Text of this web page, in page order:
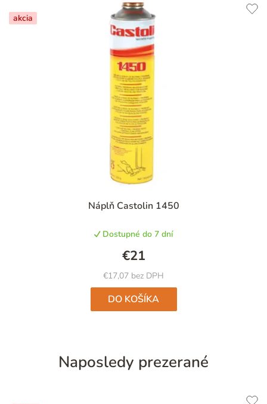
akcia
Náplň Castolin 1450
hodnotenie
je
5,0
z
5
hviezdičiek.
Dostupné do 7 dní
€17,07 bez DPH
€21
DO KOŠÍKA
Naposledy prezerané